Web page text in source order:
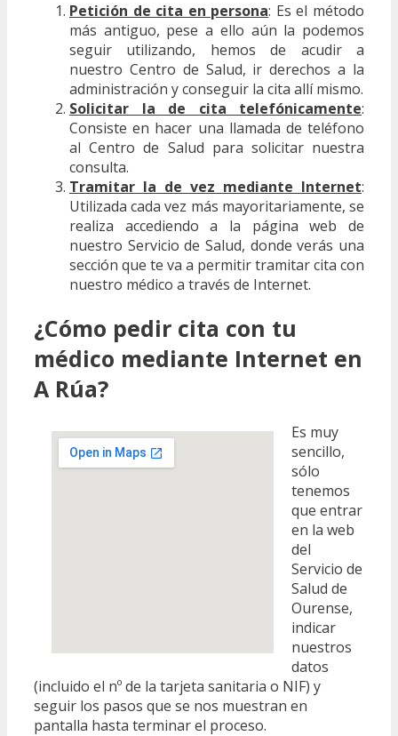
Petición de cita en persona: Es el método
más antiguo, pese a ello aún la podemos
seguir utilizando, hemos de acudir a
nuestro Centro de Salud, ir derechos a la
administración y conseguir la cita allí mismo.
Solicitar la de cita telefónicamente:
Consiste en hacer una llamada de teléfono
al Centro de Salud para solicitar nuestra
consulta.
Tramitar la de vez mediante Internet:
Utilizada cada vez más mayoritariamente, se
realiza accediendo a la página web de
nuestro Servicio de Salud, donde verás una
sección que te va a permitir tramitar cita con
nuestro médico a través de Internet.
¿Cómo pedir cita con tu
médico mediante Internet en
A Rúa?
Es muy
sencillo,
sólo
tenemos
que entrar
en la web
del
Servicio de
Salud de
Ourense,
indicar
nuestros
datos
(incluido el nº de la tarjeta sanitaria o NIF) y
seguir los pasos que se nos muestran en
pantalla hasta terminar el proceso.